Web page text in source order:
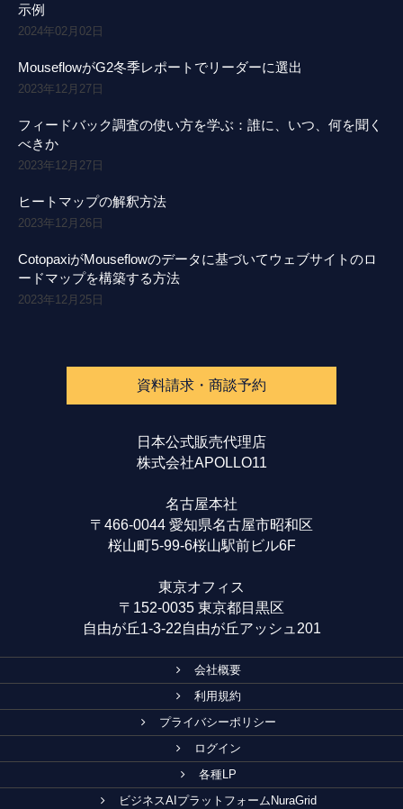
示例
2024年02月02日
MouseflowがG2冬季レポートでリーダーに選出
2023年12月27日
フィードバック調査の使い方を学ぶ：誰に、いつ、何を聞く
べきか
2023年12月27日
ヒートマップの解釈方法
2023年12月26日
CotopaxiがMouseflowのデータに基づいてウェブサイトのロ
ードマップを構築する方法
2023年12月25日
資料請求・商談予約
日本公式販売代理店
株式会社APOLLO11
名古屋本社
〒466-0044 愛知県名古屋市昭和区
桜山町5-99-6桜山駅前ビル6F
東京オフィス
〒152-0035 東京都目黒区
自由が丘1-3-22自由が丘アッシュ201
会社概要
利用規約
プライバシーポリシー
ログイン
各種LP
ビジネスAIプラットフォームNuraGrid